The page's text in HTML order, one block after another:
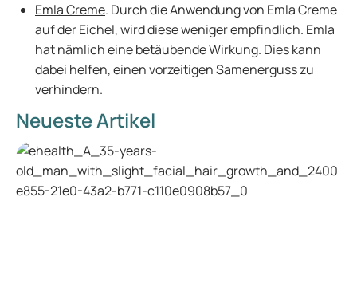
Emla Creme. Durch die Anwendung von Emla Creme
auf der Eichel, wird diese weniger empfindlich. Emla
hat nämlich eine betäubende Wirkung. Dies kann
dabei helfen, einen vorzeitigen Samenerguss zu
verhindern.
Neueste Artikel